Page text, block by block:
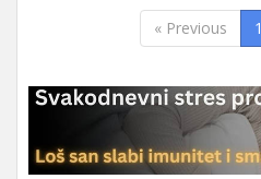
« Previous 1